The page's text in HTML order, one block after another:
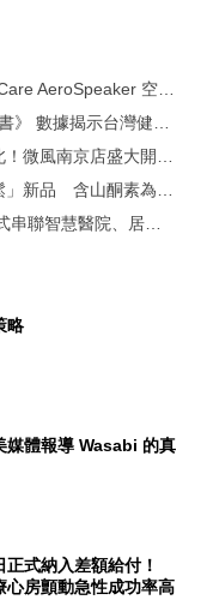
AeroSpeaker 空氣
升級：360° 全向性音
》 數據揭示台灣健康
微風南京店盛大開幕
標拓20 家全台門市
新品 含山酮素為長
聯智慧醫院、居家
略
媒體報導 Wasabi 的真
式納入差額給付！
心房顫動急性成功率高